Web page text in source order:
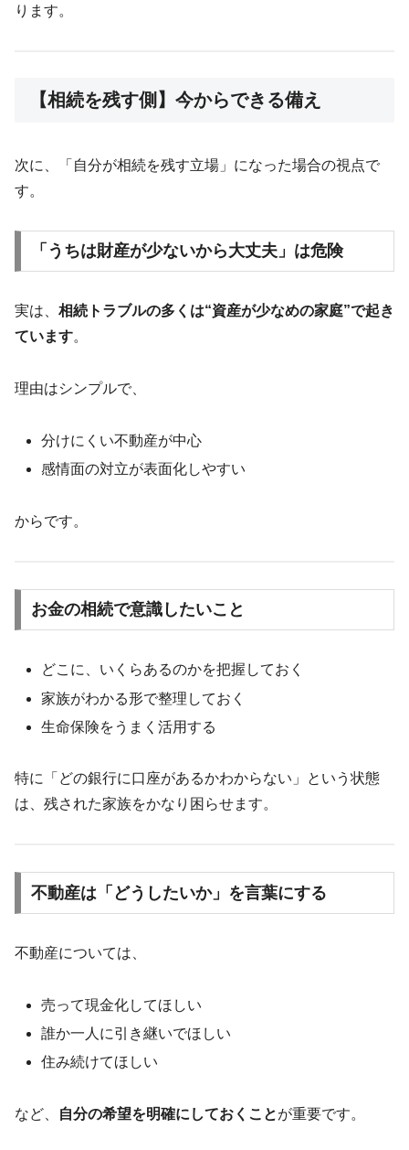
ります。
【相続を残す側】今からできる備え
次に、「自分が相続を残す立場」になった場合の視点で
す。
「うちは財産が少ないから大丈夫」は危険
実は、 相続トラブルの多くは“資産が少なめの家庭”で起き
ています。
理由はシンプルで、
分けにくい不動産が中心
感情面の対立が表面化しやすい
からです。
お金の相続で意識したいこと
どこに、いくらあるのかを把握しておく
家族がわかる形で整理しておく
生命保険をうまく活用する
特に「どの銀行に口座があるかわからない」という状態
は、残された家族をかなり困らせます。
不動産は「どうしたいか」を言葉にする
不動産については、
売って現金化してほしい
誰か一人に引き継いでほしい
住み続けてほしい
など、 自分の希望を明確にしておくことが重要です。